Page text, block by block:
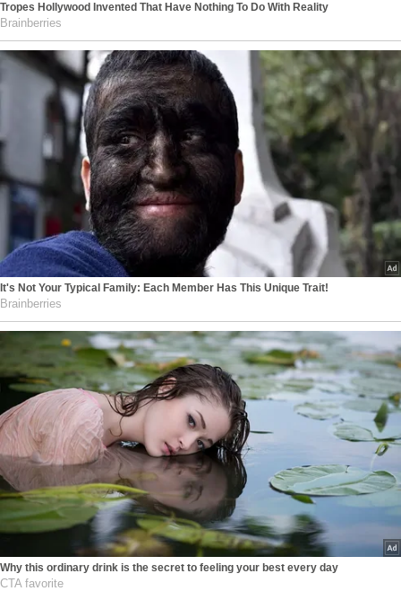
Tropes Hollywood Invented That Have Nothing To Do With Reality
Brainberries
It's Not Your Typical Family: Each Member Has This Unique Trait!
Brainberries
Why this ordinary drink is the secret to feeling your best every day
CTA favorite